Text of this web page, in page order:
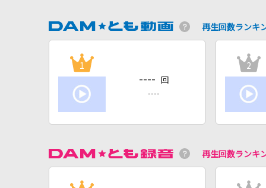
再生回数ランキ
1
---- 回
----
2
再生回数ランキ